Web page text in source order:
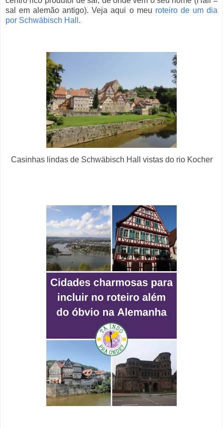
sal em alemão antigo). Veja aqui o meu roteiro de um dia
por Schwäbisch Hall .
Casinhas lindas de Schwäbisch Hall vistas do rio Kocher